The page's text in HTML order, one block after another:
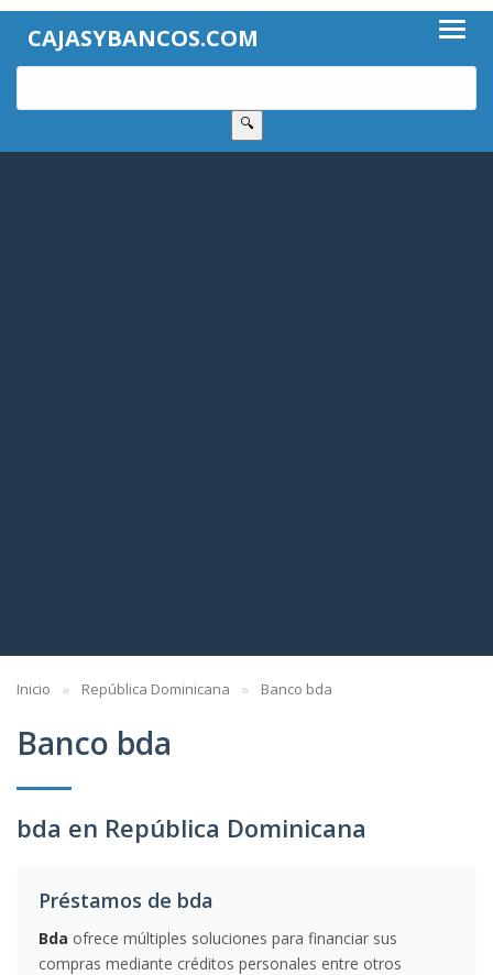
CAJASYBANCOS.COM
🔍
Inicio República Dominicana Banco bda
Banco bda
bda en República Dominicana
Préstamos de bda
Bda ofrece múltiples soluciones para financiar sus
compras mediante créditos personales entre otros